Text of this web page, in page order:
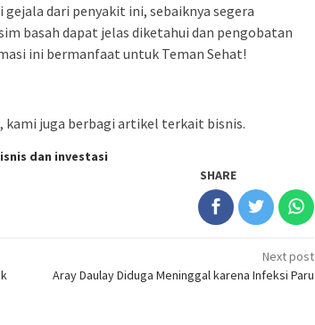
dari penyakit ini, sebaiknya segera
basah dapat jelas diketahui dan pengobatan
ini bermanfaat untuk Teman Sehat!
kami juga berbagi artikel terkait bisnis.
dan investasi
SHARE
Next post
Aray Daulay Diduga Meninggal karena Infeksi Paru